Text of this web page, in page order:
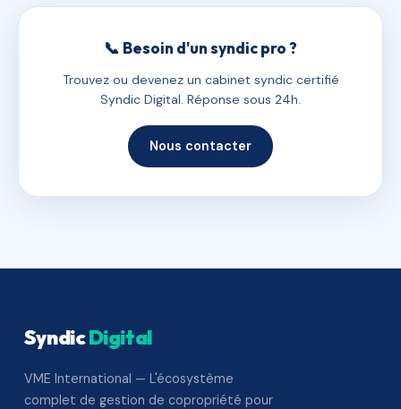
📞 Besoin d'un syndic pro ?
Trouvez ou devenez un cabinet syndic certifié
Syndic Digital. Réponse sous 24h.
Nous contacter
SyndicDigital
VME International — L'écosystème
complet de gestion de copropriété pour